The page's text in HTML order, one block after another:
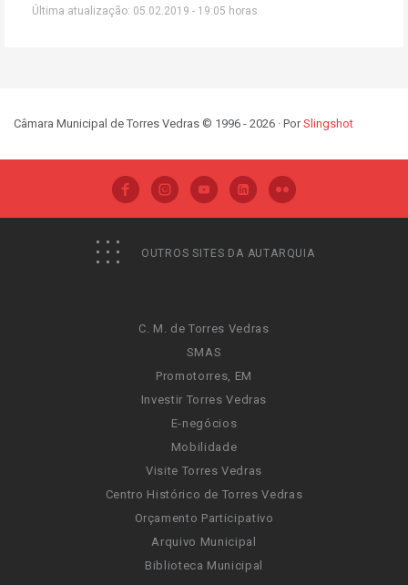
Última atualização: 05.02.2019 - 19:05 horas
Câmara Municipal de Torres Vedras © 1996 - 2026 · PorSlingshot
OUTROS SITES DA AUTARQUIA
C. M. de Torres Vedras
SMAS
Promotorres, EM
Investir Torres Vedras
E-negócios
Mobilidade
Visite Torres Vedras
Centro Histórico de Torres Vedras
Orçamento Participativo
Arquivo Municipal
Biblioteca Municipal